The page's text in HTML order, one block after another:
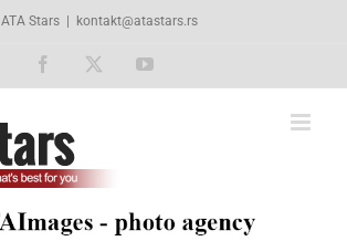
ATA Stars kontakt@atastars.rs
Facebook YouTube